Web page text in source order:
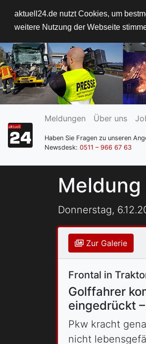
aktuell24.de nutzt Cookies, um
weitere Nutzung der Webseite
Meldungen Über uns
Haben Sie Fragen zu unseren
Newsdesk: 0511 – 966 67 63
Meldung
Donnerstag,
Zur Galerie
Frontal in
Golffahrer
eingedrückt
Pkw kracht
nicht